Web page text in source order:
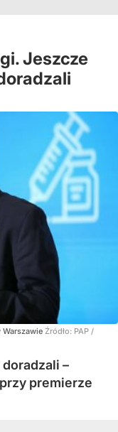
Jeszcze
Źródło: PAP /
–
premierze